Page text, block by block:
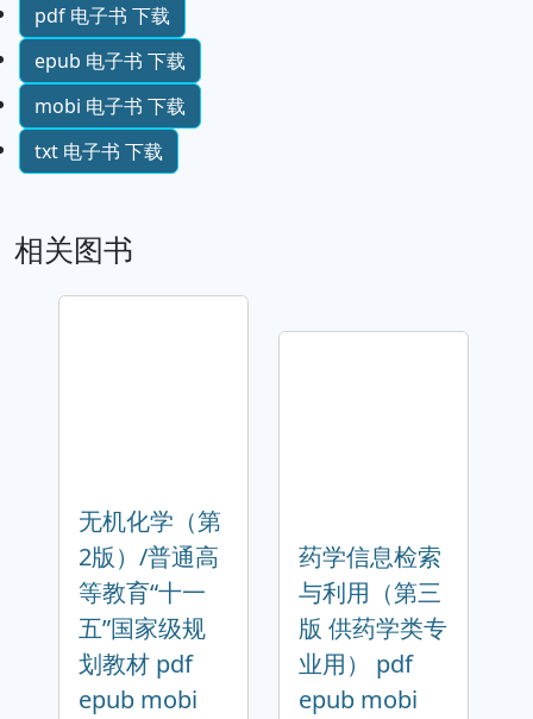
pdf 电子书 下载
epub 电子书 下载
mobi 电子书 下载
txt 电子书 下载
相关图书
无机化学（第
2版）/普通高
等教育“十一
五”国家级规
划教材 pdf
epub mobi
药学信息检索
与利用（第三
版 供药学类专
业用） pdf
epub mobi